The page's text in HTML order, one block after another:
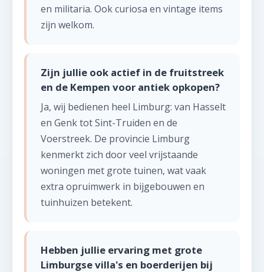
en militaria. Ook curiosa en vintage items
zijn welkom.
Zijn jullie ook actief in de fruitstreek
en de Kempen voor antiek opkopen?
Ja, wij bedienen heel Limburg: van Hasselt
en Genk tot Sint-Truiden en de
Voerstreek. De provincie Limburg
kenmerkt zich door veel vrijstaande
woningen met grote tuinen, wat vaak
extra opruimwerk in bijgebouwen en
tuinhuizen betekent.
Hebben jullie ervaring met grote
Limburgse villa's en boerderijen bij